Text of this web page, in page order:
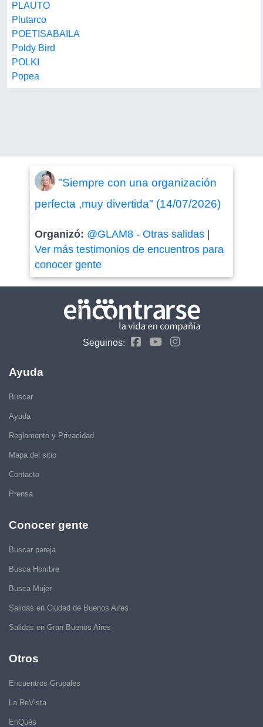
PLAUTO
Plutarco
POETISABAILA
Poldy Bird
POLKI
Popea
"Siempre con una organización
perfecta ,muy divertida" (14/07/2026)
Organizó: @GLAM8- Otras salidas|
Ver más testimonios de encuentros para
conocer gente
Seguinos:
Ayuda
Buscar
Ayuda
Reglamento y Privacidad
Mapa del sitio
Contacto
Prensa
Conocer gente
Buscar pareja
Busca Hombre
Busca Mujer
Salidas en Ciudad de Buenos Aires
Salidas en Gran Buenos Aires
Otros
Encuentros Grupales
La ReVista
EnQués